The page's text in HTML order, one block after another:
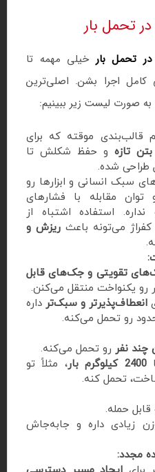
تحمل بار
تحمل بارخیلی مهمه تا
کامل اجرا بشن. اصلی‌ترین
صورت لیست زیر ببینیم:
قالب‌بندی موقته که برای
تازه و حفظ شکلش تا
طراحی شده.
سبک انسانی و ابزارها رو
مقابله با فشارهای
استفاده اشتباه از
می‌تونه باعث ریزش و
تقویتی و جک‌های قابل
رو یکنواخت منتقل می‌کنن.
انعطاف‌پذیرتر و سبک‌تر داره
رو تحمل می‌کنه.
چند نفر رو تحمل می‌کنه.
2400 کیلوگرم بار
، مثلاً تو
تحمل کنه.
حمله.
زیادی داره و جابه‌جاش
مجدد: